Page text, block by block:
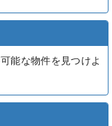
能な物件を見つけよ